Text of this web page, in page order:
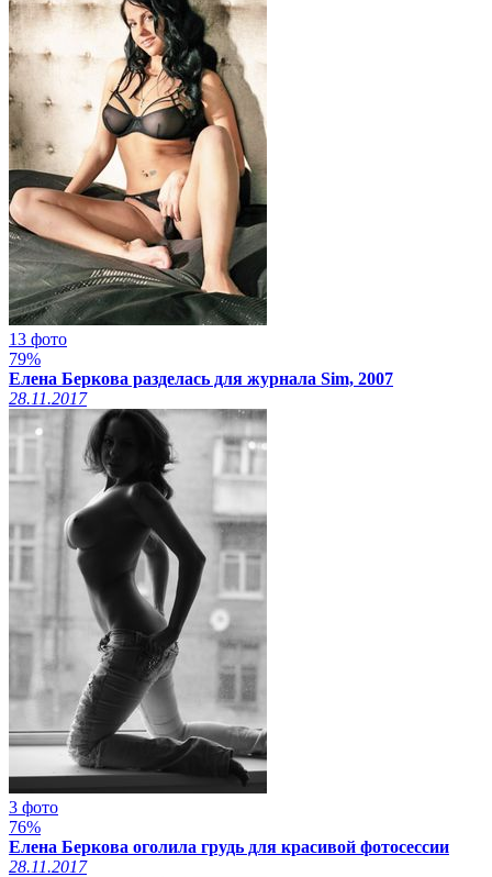
13 фото
79%
Елена Беркова разделась для журнала Sim, 2007
28.11.2017
3 фото
76%
Елена Беркова оголила грудь для красивой фотосессии
28.11.2017